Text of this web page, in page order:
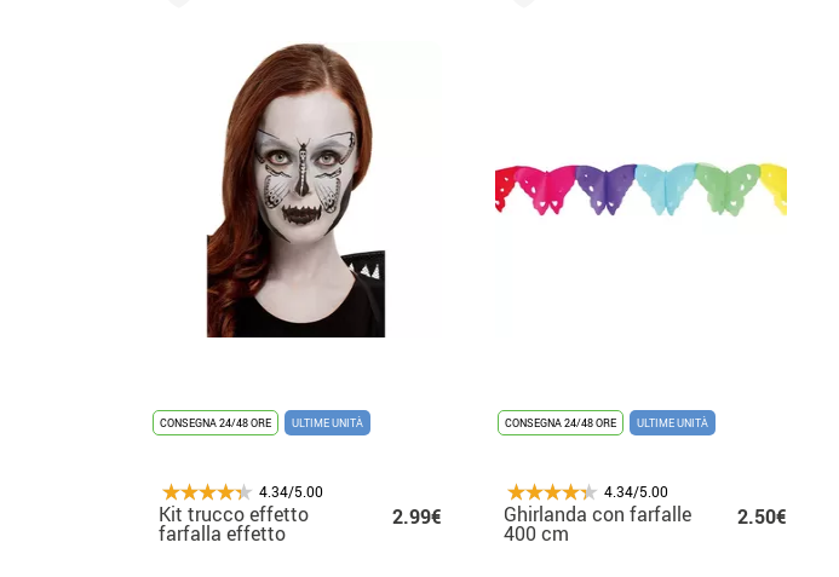
CONSEGNA 24/48 ORE ULTIME UNITÀ
4.34/5.00
Kit trucco effetto
farfalla effetto
2.99€
CONSEGNA 24/48 ORE ULTIME UNITÀ
4.34/5.00
Ghirlanda con farfalle
400 cm
2.50€